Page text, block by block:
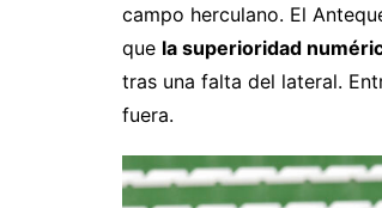
campo herculano. El
que la superioridad
tras una falta del lateral.
fuera.